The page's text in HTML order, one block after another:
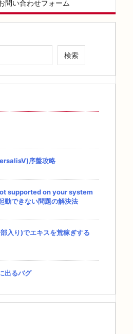
問い合わせフォーム
検索
序盤攻略
supported on your system
動できない問題の解決法
入り)でエキスを荒稼ぎする
出るバグ